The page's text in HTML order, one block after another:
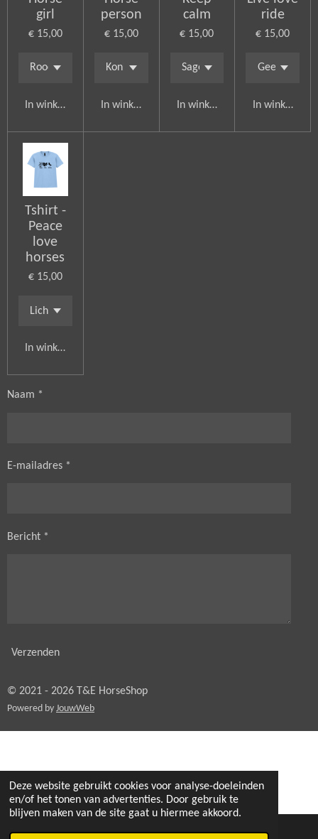
Deze website gebruikt cookies voor analyse-doeleinden
en/of het tonen van advertenties. Door gebruik te
blijven maken van de site gaat u hiermee akkoord.
girl
€ 15,00
In winkelwagen
person
€ 15,00
In winkelwagen
calm
€ 15,00
In winkelwagen
ride
€ 15,00
In
Tshirt -
Peace
love
horses
€ 15,00
In winkelwagen
Naam *
E-mailadres *
Bericht *
Verzenden
© 2021 - 2026 T&E HorseShop
Powered by JouwWeb